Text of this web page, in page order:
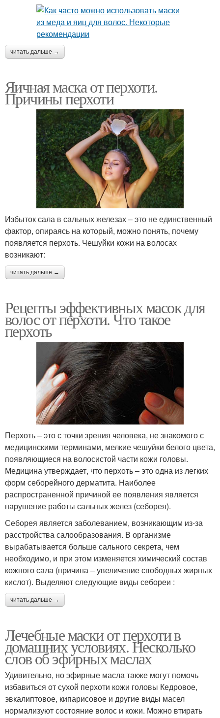
читать дальше →
Яичная маска от перхоти.
Причины перхоти
Избыток сала в сальных железах – это не единственный
фактор, опираясь на который, можно понять, почему
появляется перхоть. Чешуйки кожи на волосах
возникают:
читать дальше →
Рецепты эффективных масок для
волос от перхоти. Что такое
перхоть
Перхоть – это с точки зрения человека, не знакомого с
медицинскими терминами, мелкие чешуйки белого цвета,
появляющиеся на волосистой части кожи головы.
Медицина утверждает, что перхоть – это одна из легких
форм себорейного дерматита. Наиболее
распространенной причиной ее появления является
нарушение работы сальных желез (себорея).
Себорея является заболеванием, возникающим из-за
расстройства салообразования. В организме
вырабатывается больше сального секрета, чем
необходимо, и при этом изменяется химический состав
кожного сала (причина – увеличение свободных жирных
кислот). Выделяют следующие виды себореи :
читать дальше →
Лечебные маски от перхоти в
домашних условиях. Несколько
слов об эфирных маслах
Удивительно, но эфирные масла также могут помочь
избавиться от сухой перхоти кожи головы Кедровое,
эвкалиптовое, кипарисовое и другие виды масел
нормализуют состояние волос и кожи. Можно втирать